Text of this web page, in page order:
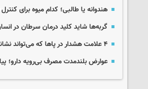
هندوانه یا طالبی؛ کدام‌ میوه برای
گربه‌ها شاید کلید درمان سرطان در
۴ علامت هشدار در پاها که می‌تواند نشانه مشکلات جدی سلامت باشد
عوارض بلندمدت مصرف بی‌رویه دارو؛